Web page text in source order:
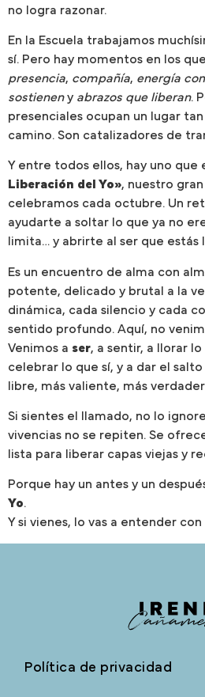
no logra razonar.
En la Escuela trabajamos
sí. Pero hay momentos en los
presencia, compañía, energía
sostieneny abrazos que liberan.
presenciales ocupan un lugar
camino. Son catalizadores de
Y entre todos ellos, hay uno que
Liberación del Yo», nuestro
celebramos cada octubre. Un
ayudarte a soltar lo que ya no
limita… y abrirte al ser que estás
Es un encuentro de alma con
potente, delicado y brutal a la
dinámica, cada silencio y cada
sentido profundo. Aquí, no
Venimos a ser, a sentir, a llorar
celebrar lo que sí, y a dar el
libre, más valiente, más
Si sientes el llamado, no lo
vivencias no se repiten. Se
lista para liberar capas viejas y
Porque hay un antes y un
Yo.
Y si vienes, lo vas a entender
Política de privacidad